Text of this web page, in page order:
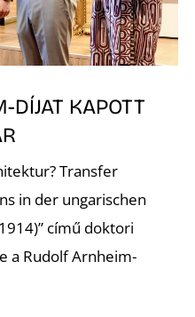
DÍJAT KAPOTT
Transfer
in der ungarischen
című doktori
a Rudolf Arnheim-